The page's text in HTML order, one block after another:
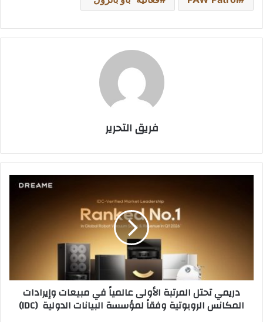
فريق التحرير
المكانس
الروبوتية
وفقاً
دريمي تحتل المرتبة الأولى عالمياً في مبيعات وإيرادات
المكانس الروبوتية وفقاً لمؤسسة البيانات الدولية (IDC)